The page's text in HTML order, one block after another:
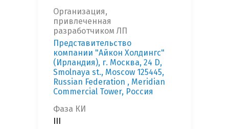
Организация,
привлеченная
разработчиком ЛП
Представительство
компании "Айкон Холдингс"
(Ирландия), г. Москва, 24 D,
Smolnaya st., Moscow 125445,
Russian Federation , Meridian
Commercial Tower, Россия
Фаза КИ